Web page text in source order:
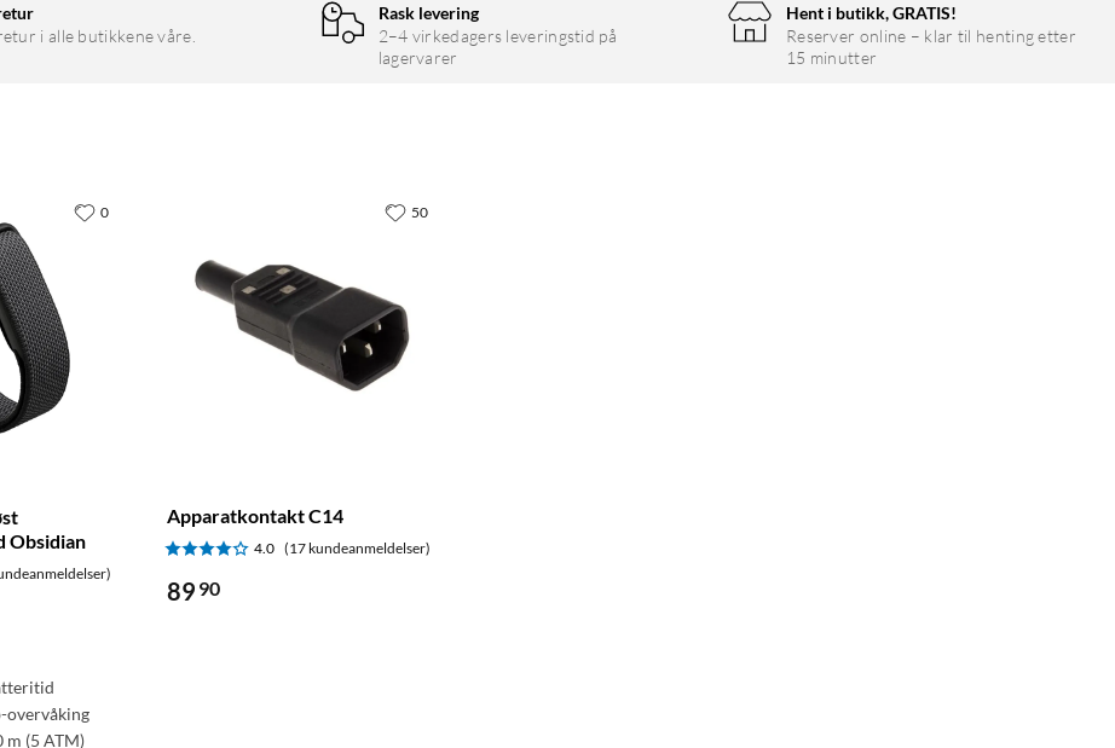
i alle butikkene våre.
Rask levering
2–4 virkedagers leveringstid på
lagervarer
Hent i butikk, GRATIS!
Reserver online – klar til henting etter
15 minutter
Obsidian
overvåking
m (5 ATM)
0
Apparatkontakt C14
4.0 (17 kundeanmeldelser)
89 90
50